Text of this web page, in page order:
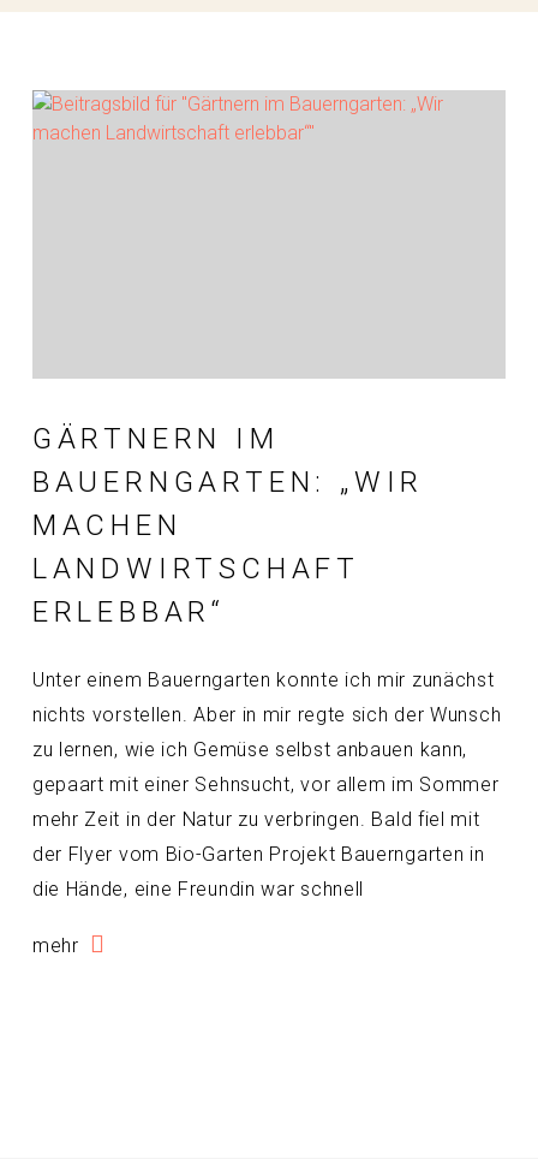
GÄRTNERN IM
BAUERNGARTEN: „WIR
MACHEN
LANDWIRTSCHAFT
ERLEBBAR“
Unter einem Bauerngarten konnte ich mir zunächst
nichts vorstellen. Aber in mir regte sich der Wunsch
zu lernen, wie ich Gemüse selbst anbauen kann,
gepaart mit einer Sehnsucht, vor allem im Sommer
mehr Zeit in der Natur zu verbringen. Bald fiel mit
der Flyer vom Bio-Garten Projekt Bauerngarten in
die Hände, eine Freundin war schnell
mehr